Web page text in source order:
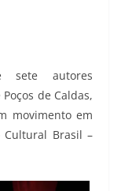
autores
de Caldas,
movimento em
Brasil –